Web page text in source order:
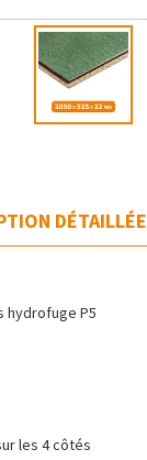
DÉTAILLÉE
hydrofuge P5
les 4 côtés